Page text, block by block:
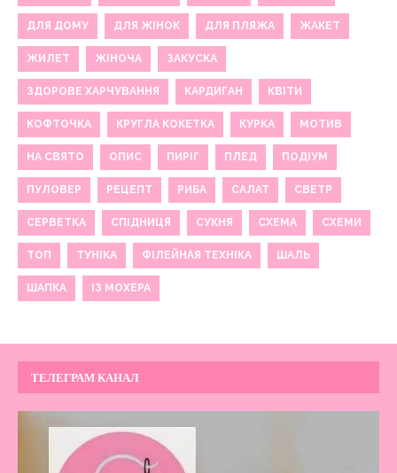
ДЛЯ ДОМУ ДЛЯ ЖІНОК ДЛЯ ПЛЯЖА ЖАКЕТ
ЖИЛЕТ ЖІНОЧА ЗАКУСКА
ЗДОРОВЕ ХАРЧУВАННЯ КАРДИГАН КВІТИ
КОФТОЧКА КРУГЛА КОКЕТКА КУРКА МОТИВ
НА СВЯТО ОПИС ПИРІГ ПЛЕД ПОДІУМ
ПУЛОВЕР РЕЦЕПТ РИБА САЛАТ СВЕТР
СЕРВЕТКА СПІДНИЦЯ СУКНЯ СХЕМА СХЕМИ
ТОП ТУНІКА ФІЛЕЙНАЯ ТЕХНІКА ШАЛЬ
ШАПКА ІЗ МОХЕРА
ТЕЛЕГРАМ КАНАЛ